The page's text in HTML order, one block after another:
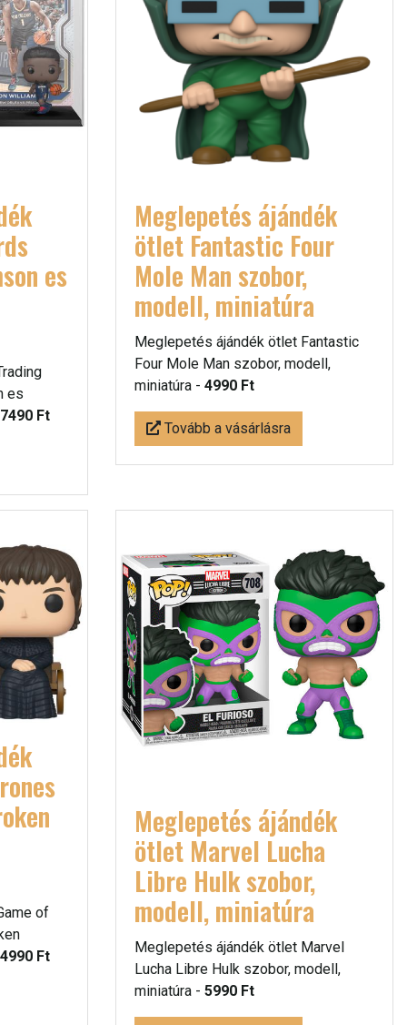
es
es
7490 Ft
Meglepetés ájándék
ötlet Fantastic Four
Mole Man szobor,
modell, miniatúra
Meglepetés ájándék ötlet Fantastic
Four Mole Man szobor, modell,
miniatúra - 4990 Ft
Tovább a vásárlásra
of
4990 Ft
Meglepetés ájándék
ötlet Marvel Lucha
Libre Hulk szobor,
modell, miniatúra
Meglepetés ájándék ötlet Marvel
Lucha Libre Hulk szobor, modell,
miniatúra - 5990 Ft